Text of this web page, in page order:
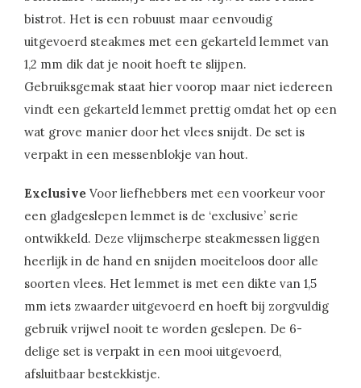
bistrot. Het is een robuust maar eenvoudig
uitgevoerd steakmes met een gekarteld lemmet van
1,2 mm dik dat je nooit hoeft te slijpen.
Gebruiksgemak staat hier voorop maar niet iedereen
vindt een gekarteld lemmet prettig omdat het op een
wat grove manier door het vlees snijdt. De set is
verpakt in een messenblokje van hout.
Exclusive Voor liefhebbers met een voorkeur voor
een gladgeslepen lemmet is de ‘exclusive’ serie
ontwikkeld. Deze vlijmscherpe steakmessen liggen
heerlijk in de hand en snijden moeiteloos door alle
soorten vlees. Het lemmet is met een dikte van 1,5
mm iets zwaarder uitgevoerd en hoeft bij zorgvuldig
gebruik vrijwel nooit te worden geslepen. De 6-
delige set is verpakt in een mooi uitgevoerd,
afsluitbaar bestekkistje.